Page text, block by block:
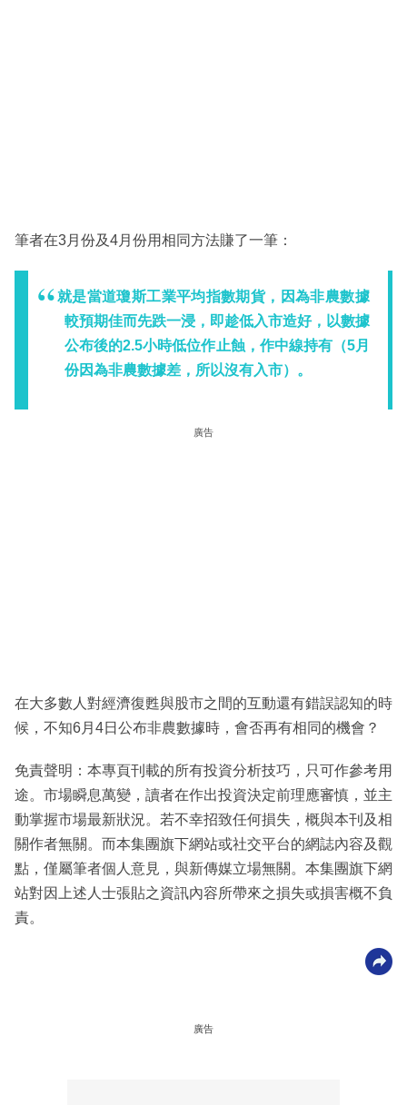
筆者在3月份及4月份用相同方法賺了一筆：
就是當道瓊斯工業平均指數期貨，因為非農數據
較預期佳而先跌一浸，即趁低入市造好，以數據
公布後的2.5小時低位作止蝕，作中線持有（5月
份因為非農數據差，所以沒有入市）。
廣告
在大多數人對經濟復甦與股市之間的互動還有錯誤認知的時
候，不知6月4日公布非農數據時，會否再有相同的機會？
免責聲明：本專頁刊載的所有投資分析技巧，只可作參考用
途。市場瞬息萬變，讀者在作出投資決定前理應審慎，並主
動掌握市場最新狀況。若不幸招致任何損失，概與本刊及相
關作者無關。而本集團旗下網站或社交平台的網誌內容及觀
點，僅屬筆者個人意見，與新傳媒立場無關。本集團旗下網
站對因上述人士張貼之資訊內容所帶來之損失或損害概不負
責。
廣告